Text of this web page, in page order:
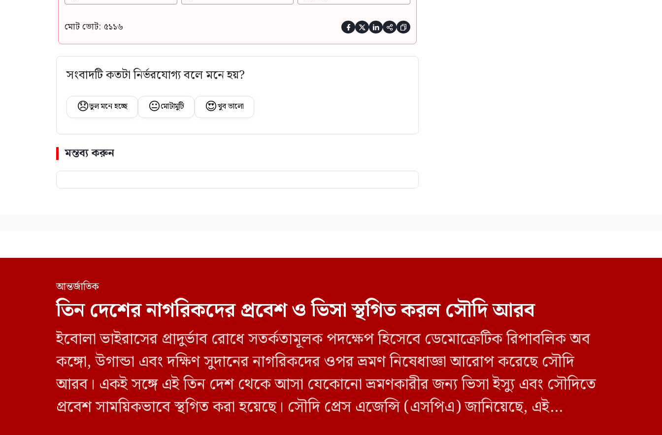
মোট ভোট: ৫১১৬     
সংবাদটি কতটা নির্ভরযোগ্য বলে মনে হয়?
😞ভুল মনে হচ্ছে 😐মোটামুটি 😍খুব ভালো
মন্তব্য করুন
বিটিভির নতুন মহাপরিচালক হিসেবে
আন্তর্জাতিক
তিন দেশের নাগরিকদের প্রবেশ ও ভিসা স্থগিত করল সৌদি আরব
ইবোলা ভাইরাসের প্রাদুর্ভাব রোধে সতর্কতামূলক পদক্ষেপ হিসেবে ডেমোক্রেটিক রিপাবলিক অব
কঙ্গো, উগান্ডা এবং দক্ষিণ সুদানের নাগরিকদের ওপর ভ্রমণ নিষেধাজ্ঞা আরোপ করেছে সৌদি
আরব। একই সঙ্গে এই তিন দেশ থেকে আসা যেকোনো ভ্রমণকারীর জন্য ভিসা ইস্যু এবং সৌদিতে
প্রবেশ সাময়িকভাবে স্থগিত করা হয়েছে। সৌদি প্রেস এজেন্সি (এসপিএ) জানিয়েছে, এই